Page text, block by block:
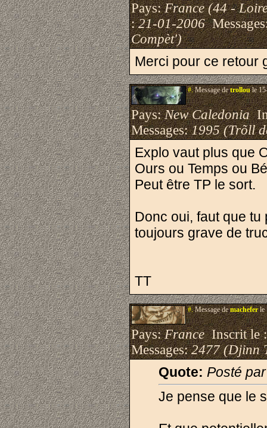
Pays:France (44 -
:21-01-2006
Compèt')
Merci pour ce retour
#.Message detrolloule
Pays:New Caledonia
Messages:1995 (Trõll
Explo vaut plus que
Ours ou Temps ou
Peut être TP le sort.
Donc oui, faut que
toujours grave de
TT
#.Message demacheferle
Pays:FranceInscrit le
Messages:2477 (Djinn
Quote: Posté
Je pense que le